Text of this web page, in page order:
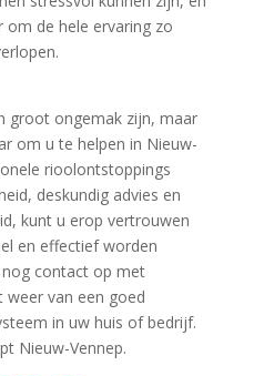
om de hele ervaring zo
groot ongemak zijn, maar
om u te helpen in Nieuw-
rioolontstoppings
deskundig advies en
kunt u erop vertrouwen
en effectief worden
contact op met
weer van een goed
in uw huis of bedrijf.
Nieuw-Vennep.